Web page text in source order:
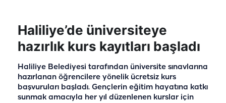
Haliliye’de üniversiteye
hazırlık kurs kayıtları başladı
Haliliye Belediyesi tarafından üniversite sınavlarına
hazırlanan öğrencilere yönelik ücretsiz kurs
başvuruları başladı. Gençlerin eğitim hayatına katkı
sunmak amacıyla her yıl düzenlenen kurslar için